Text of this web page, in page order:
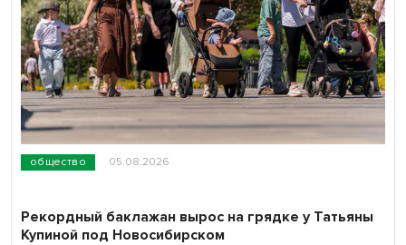
общество 05.08.2026
Рекордный баклажан вырос на грядке у Татьяны
Купиной под Новосибирском